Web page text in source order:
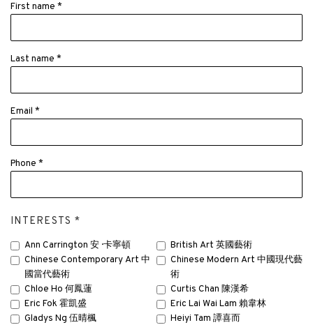
First name *
Last name *
Email *
Phone *
INTERESTS *
Ann Carrington 安 · 卡寧頓
British Art 英國藝術
Chinese Contemporary Art 中
國當代藝術
Chinese Modern Art 中國現代藝
術
Chloe Ho 何鳳蓮
Curtis Chan 陳漢希
Eric Fok 霍凱盛
Eric Lai Wai Lam 賴韋林
Gladys Ng 伍晴楓
Heiyi Tam 譚喜而